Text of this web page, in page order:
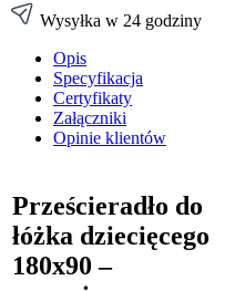
Wysyłka w 24 godziny
Opis
Specyfikacja
Certyfikaty
Załączniki
Opinie klientów
Prześcieradło do
łóżka dziecięcego
180x90 –